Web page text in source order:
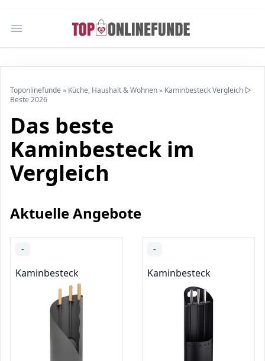
Open main menu
Toponlinefunde » Küche, Haushalt & Wohnen» Kaminbesteck Vergleich ▷
Beste 2026
Das beste
Kaminbesteck im
Vergleich
Aktuelle Angebote
-
Kaminbesteck
-
Kaminbesteck